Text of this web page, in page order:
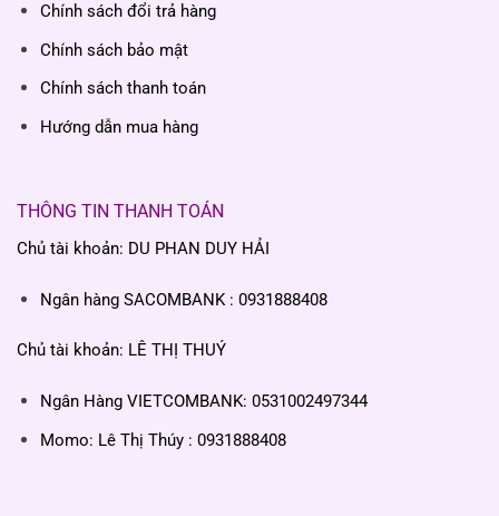
Chính sách đổi trả hàng
Chính sách bảo mật
Chính sách thanh toán
Hướng dẫn mua hàng
THÔNG TIN THANH TOÁN
Chủ tài khoản: DU PHAN DUY HẢI
Ngân hàng SACOMBANK : 0931888408
Chủ tài khoản: LÊ THỊ THUÝ
Ngân Hàng VIETCOMBANK: 0531002497344
Momo: Lê Thị Thúy : 0931888408